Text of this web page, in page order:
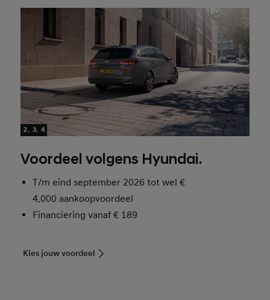
2, 3, 4
Voordeel volgens Hyundai.
T/m eind september 2026 tot wel€
4.000 aankoopvoordeel
Financiering vanaf € 189
Kies jouw voordeel